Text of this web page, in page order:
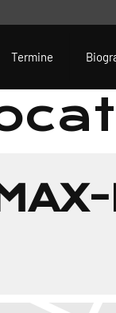
Termine